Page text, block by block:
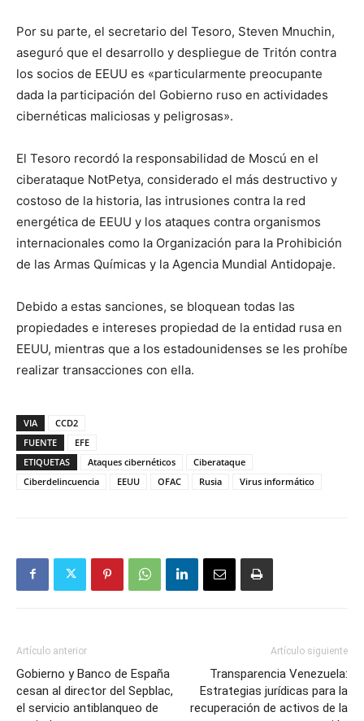
Por su parte, el secretario del Tesoro, Steven Mnuchin,
aseguró que el desarrollo y despliegue de Tritón contra
los socios de EEUU es «particularmente preocupante
dada la participación del Gobierno ruso en actividades
cibernéticas maliciosas y peligrosas».
El Tesoro recordó la responsabilidad de Moscú en el
ciberataque NotPetya, considerado el más destructivo y
costoso de la historia, las intrusiones contra la red
energética de EEUU y los ataques contra organismos
internacionales como la Organización para la Prohibición
de las Armas Químicas y la Agencia Mundial Antidopaje.
Debido a estas sanciones, se bloquean todas las
propiedades e intereses propiedad de la entidad rusa en
EEUU, mientras que a los estadounidenses se les prohíbe
realizar transacciones con ella.
VIA
CCD2
FUENTE
EFE
ETIQUETAS
Ataques cibernéticos
Ciberataque
Ciberdelincuencia
EEUU OFAC Rusia Virus informático
Artículo anterior
Gobierno y Banco de España
cesan al director del Sepblac,
el servicio antiblanqueo de
Artículo siguiente
Transparencia Venezuela:
Estrategias jurídicas para la
recuperación de activos de la